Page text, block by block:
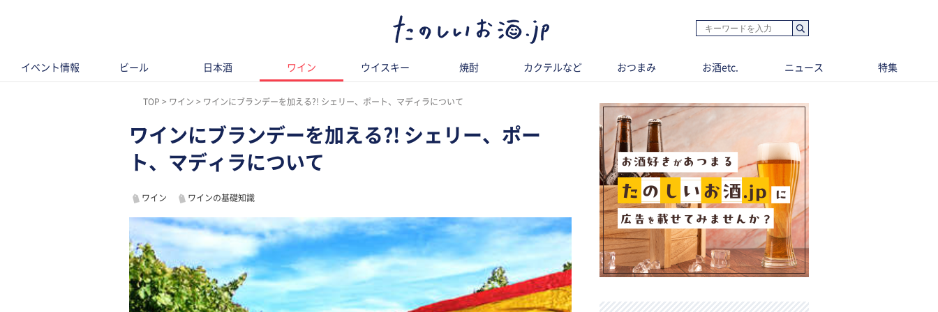
イベント情報 ビール 日本酒 ワイン ウイスキー 焼酎 カクテルなど おつまみ お酒etc. ニュース 特集
TOP ワイン ワインにブランデーを加える?! シェリー、ポート、マディラについて
ワインにブランデーを加える?! シェリー、ポー
ト、マディラについて
ワイン ワインの基礎知識